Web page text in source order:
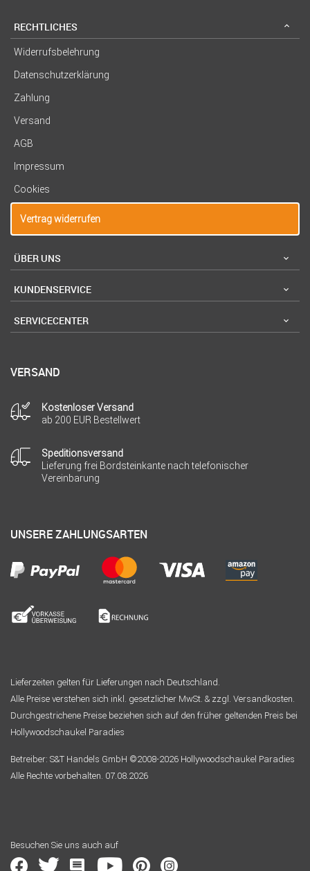
RECHTLICHES
Widerrufsbelehrung
Datenschutzerklärung
Zahlung
Versand
AGB
Impressum
Cookies
Vertrag widerrufen
ÜBER UNS
KUNDENSERVICE
SERVICECENTER
VERSAND
Kostenloser Versand
ab 200 EUR Bestellwert
Speditionsversand
Lieferung frei Bordsteinkante nach telefonischer
Vereinbarung
UNSERE ZAHLUNGSARTEN
Lieferzeiten gelten für Lieferungen nach Deutschland.
Alle Preise verstehen sich inkl. gesetzlicher MwSt. & zzgl. Versandkosten.
Durchgestrichene Preise beziehen sich auf den früher geltenden Preis bei
Hollywoodschaukel Paradies
Betreiber: S&T Handels GmbH ©2008-2026 Hollywoodschaukel Paradies
Alle Rechte vorbehalten. 07.08.2026
Besuchen Sie uns auch auf